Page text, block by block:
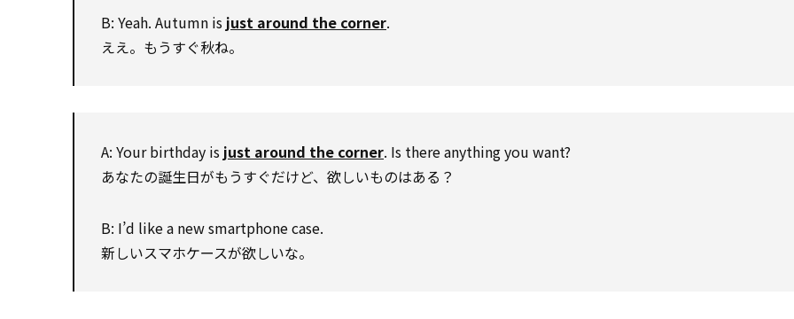
B: Yeah. Autumn is just around the corner.
ええ。もうすぐ秋ね。
A: Your birthday is just around the corner. Is there anything you want?
あなたの誕生日がもうすぐだけど、欲しいものはある？
B: I’d like a new smartphone case.
新しいスマホケースが欲しいな。